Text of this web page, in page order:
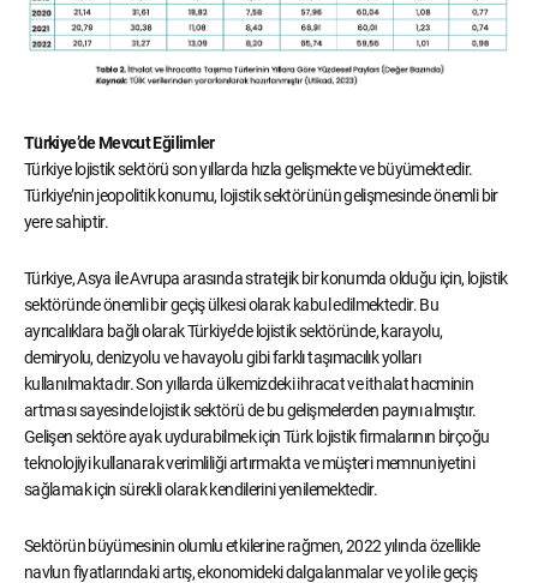
Türkiye’de Mevcut Eğilimler
Türkiye lojistik sektörü son yıllarda hızla gelişmekte ve büyümektedir.
Türkiye’nin jeopolitik konumu, lojistik sektörünün gelişmesinde önemli bir
yere sahiptir.
Türkiye, Asya ile Avrupa arasında stratejik bir konumda olduğu için, lojistik
sektöründe önemli bir geçiş ülkesi olarak kabul edilmektedir. Bu
ayrıcalıklara bağlı olarak Türkiye’de lojistik sektöründe, karayolu,
demiryolu, denizyolu ve havayolu gibi farklı taşımacılık yolları
kullanılmaktadır. Son yıllarda ülkemizdeki ihracat ve ithalat hacminin
artması sayesinde lojistik sektörü de bu gelişmelerden payını almıştır.
Gelişen sektöre ayak uydurabilmek için Türk lojistik firmalarının birçoğu
teknolojiyi kullanarak verimliliği artırmakta ve müşteri memnuniyetini
sağlamak için sürekli olarak kendilerini yenilemektedir.
Sektörün büyümesinin olumlu etkilerine rağmen, 2022 yılında özellikle
navlun fiyatlarındaki artış, ekonomideki dalgalanmalar ve yol ile geçiş